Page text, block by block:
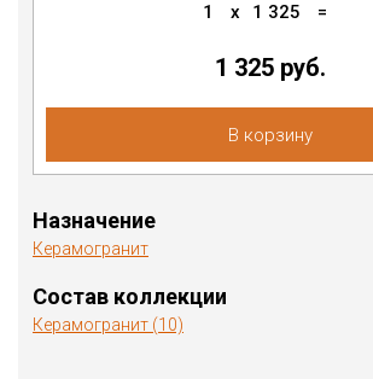
1 x 1 325 =
1 325 руб.
В корзину
Назначение
Керамогранит
Состав коллекции
Керамогранит (10)